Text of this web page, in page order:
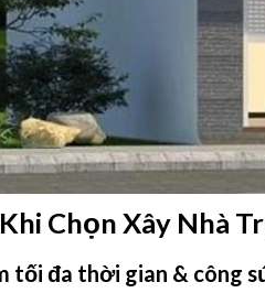
Chọn Xây Nhà
tối đa thời gian & công